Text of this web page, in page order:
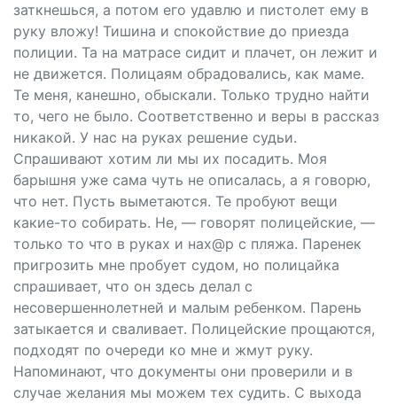
заткнешься, а потом его удавлю и пистолет ему в
руку вложу! Тишина и спокойствие до приезда
полиции. Та на матрасе сидит и плачет, он лежит и
не движется. Полицаям обрадовались, как маме.
Те меня, канешно, обыскали. Только трудно найти
то, чего не было. Соответственно и веры в рассказ
никакой. У нас на руках решение судьи.
Спрашивают хотим ли мы их посадить. Моя
барышня уже сама чуть не описалась, а я говорю,
что нет. Пусть выметаются. Те пробуют вещи
какие-то собирать. Не, — говорят полицейские, —
только то что в руках и нах@р с пляжа. Паренек
пригрозить мне пробует судом, но полицайка
спрашивает, что он здесь делал с
несовершеннолетней и малым ребенком. Парень
затыкается и сваливает. Полицейские прощаются,
подходят по очереди ко мне и жмут руку.
Напоминают, что документы они проверили и в
случае желания мы можем тех судить. С выхода